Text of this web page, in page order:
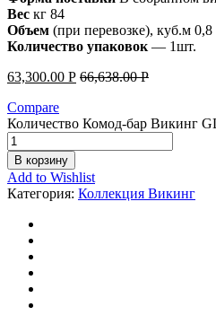
Вес кг 84
Объем (при перевозке), куб.м 0,8
Количество упаковок — 1шт.
63,300.00 Р 66,638.00Р
Compare
Количество Комод-бар Викинг
В корзину
Add to Wishlist
Категория: Коллекция Викинг